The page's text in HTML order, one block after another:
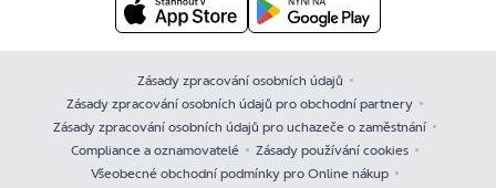
Zásady zpracování osobních údajů
Zásady zpracování osobních údajů pro obchodní partnery
Zásady zpracování osobních údajů pro uchazeče o zaměstnání
Compliance a oznamovatelé
Zásady používání cookies
Všeobecné obchodní podmínky pro Online nákup